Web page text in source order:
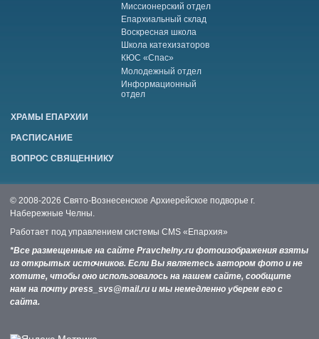
Миссионерский отдел
Епархиальный склад
Воскресная школа
Школа катехизаторов
КЮС «Спас»
Молодежный отдел
Информационный
отдел
ХРАМЫ ЕПАРХИИ
РАСПИСАНИЕ
ВОПРОС СВЯЩЕННИКУ
© 2008-2026 Свято-Вознесенское Архиерейское подворье г.
Набережные Челны.
Работает под управлением системы CMS «Епархия»
*Все размещенные на сайте Pravchelny.ru фотоизображения взяты
из открытых источников. Если Вы являетесь автором фото и не
хотите, чтобы оно использовалось на нашем сайте, сообщите
нам на почту press_svs@mail.ru и мы немедленно уберем его с
сайта.